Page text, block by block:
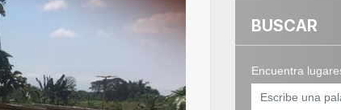
BUSCAR
Encuentra